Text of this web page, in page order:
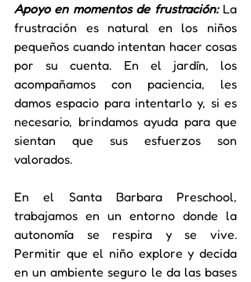
Apoyo en momentos de frustración: La
frustración es natural en los niños
pequeños cuando intentan hacer cosas
por su cuenta. En el jardín, los
acompañamos con paciencia, les
damos espacio para intentarlo y, si es
necesario, brindamos ayuda para que
sientan que sus esfuerzos son
valorados.
En el Santa Barbara Preschool,
trabajamos en un entorno donde la
autonomía se respira y se vive.
Permitir que el niño explore y decida
en un ambiente seguro le da las bases